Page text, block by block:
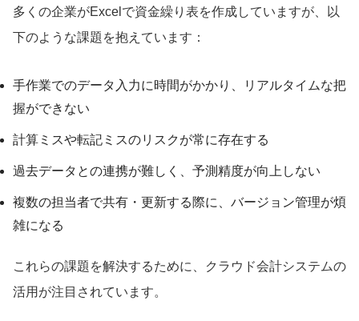
多くの企業がExcelで資金繰り表を作成していますが、以
下のような課題を抱えています：
手作業でのデータ入力に時間がかかり、リアルタイムな把
握ができない
計算ミスや転記ミスのリスクが常に存在する
過去データとの連携が難しく、予測精度が向上しない
複数の担当者で共有・更新する際に、バージョン管理が煩
雑になる
これらの課題を解決するために、クラウド会計システムの
活用が注目されています。